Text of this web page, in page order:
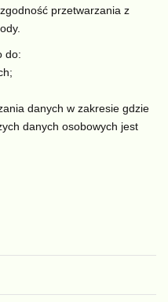
przetwarzania z
do:
danych w zakresie gdzie
danych osobowych jest